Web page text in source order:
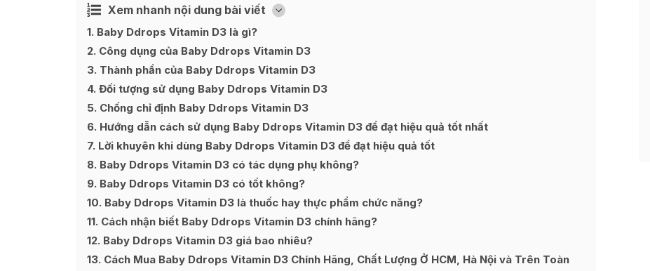
Xem nhanh nội dung bài viết [
Ẩn
1 Baby Ddrops Vitamin D3 là gì?
2 Công dụng của Baby Ddrops Vitamin D3
3 Thành phần của Baby Ddrops Vitamin D3
4 Đối tượng sử dụng Baby Ddrops Vitamin D3
5 Chống chỉ định Baby Ddrops Vitamin D3
6 Hướng dẫn cách sử dụng Baby Ddrops Vitamin D3 để đạt hiệu quả tốt nhất
7 Lời khuyên khi dùng Baby Ddrops Vitamin D3 để đạt hiệu quả tốt
8 Baby Ddrops Vitamin D3 có tác dụng phụ không?
9 Baby Ddrops Vitamin D3 có tốt không?
10 Baby Ddrops Vitamin D3 là thuốc hay thực phẩm chức năng?
11 Cách nhận biết Baby Ddrops Vitamin D3 chính hãng?
12 Baby Ddrops Vitamin D3 giá bao nhiêu?
13 Cách Mua Baby Ddrops Vitamin D3 Chính Hãng, Chất Lượng Ở HCM, Hà Nội và Trên Toàn